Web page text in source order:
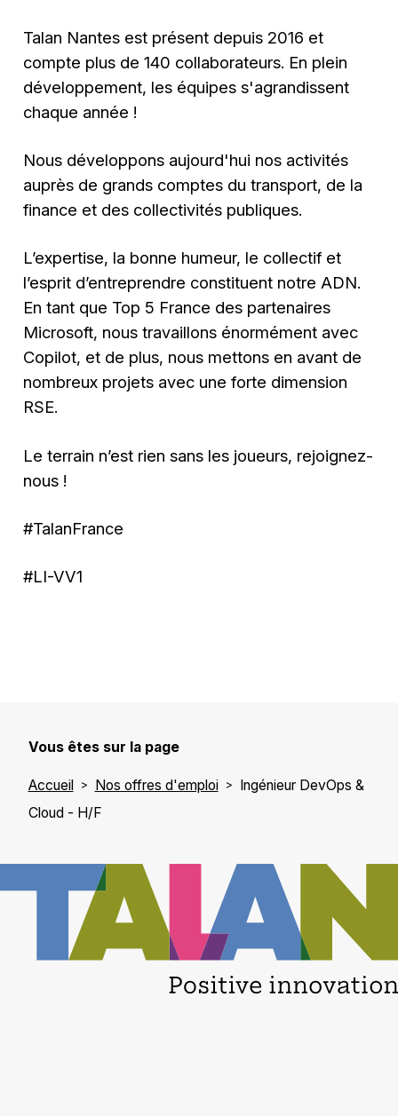
Talan Nantes est présent depuis 2016 et
compte plus de 140 collaborateurs. En plein
développement, les équipes s'agrandissent
chaque année !
Nous développons aujourd'hui nos activités
auprès de grands comptes du transport, de la
finance et des collectivités publiques.
L’expertise, la bonne humeur, le collectif et
l’esprit d’entreprendre constituent notre ADN.
En tant que Top 5 France des partenaires
Microsoft, nous travaillons énormément avec
Copilot, et de plus, nous mettons en avant de
nombreux projets avec une forte dimension
RSE.
Le terrain n’est rien sans les joueurs, rejoignez-
nous !
#TalanFrance
#LI-VV1
Vous êtes sur la page
Accueil Nos offres d'emploi
Ingénieur DevOps &
Cloud - H/F